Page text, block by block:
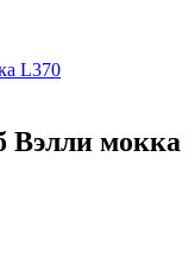
Вэлли мокка